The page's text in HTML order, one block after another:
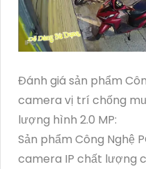
Đánh giá sản phẩm
camera vị trí chống
lượng hình 2.0 MP:
Sản phẩm Công Nghệ
camera IP chất lượng